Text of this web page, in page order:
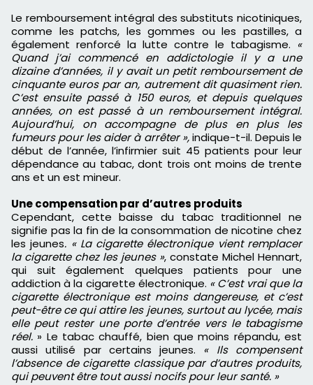
Le remboursement intégral des substituts nicotiniques,
comme les patchs, les gommes ou les pastilles, a
également renforcé la lutte contre le tabagisme. «
Quand j’ai commencé en addictologie il y a une
dizaine d’années, il y avait un petit remboursement de
cinquante euros par an, autrement dit quasiment rien.
C’est ensuite passé à 150 euros, et depuis quelques
années, on est passé à un remboursement intégral.
Aujourd’hui, on accompagne de plus en plus les
fumeurs pour les aider à arrêter »,indique-t-il. Depuis le
début de l’année, l’infirmier suit 45 patients pour leur
dépendance au tabac, dont trois ont moins de trente
ans et un est mineur.
Une compensation par d’autres produits
Cependant, cette baisse du tabac traditionnel ne
signifie pas la fin de la consommation de nicotine chez
les jeunes. « La cigarette électronique vient remplacer
la cigarette chez les jeunes », constate Michel Hennart,
qui suit également quelques patients pour une
addiction à la cigarette électronique. « C’est vrai que la
cigarette électronique est moins dangereuse, et c’est
peut-être ce qui attire les jeunes, surtout au lycée, mais
elle peut rester une porte d’entrée vers le tabagisme
réel. » Le tabac chauffé, bien que moins répandu, est
aussi utilisé par certains jeunes. « Ils compensent
l’absence de cigarette classique par d’autres produits,
qui peuvent être tout aussi nocifs pour leur santé. »